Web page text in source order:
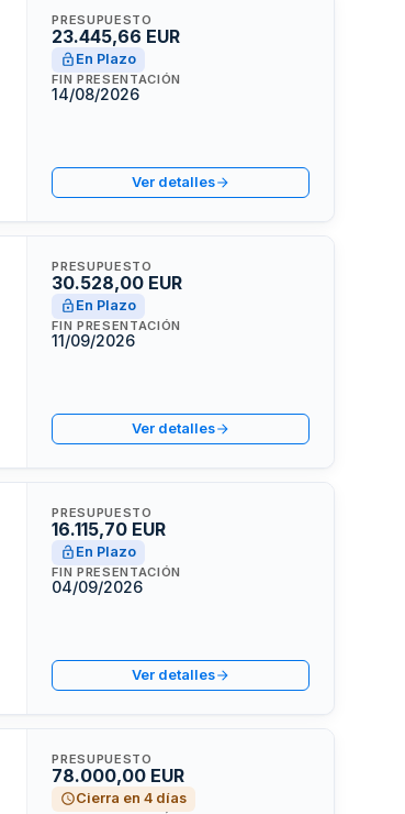
PRESUPUESTO
23.445,66 EUR
En Plazo
FIN PRESENTACIÓN
14/08/2026
Ver detalles
PRESUPUESTO
30.528,00 EUR
En Plazo
FIN PRESENTACIÓN
11/09/2026
Ver detalles
PRESUPUESTO
16.115,70 EUR
En Plazo
FIN PRESENTACIÓN
04/09/2026
Ver detalles
PRESUPUESTO
78.000,00 EUR
Cierra en 4 días